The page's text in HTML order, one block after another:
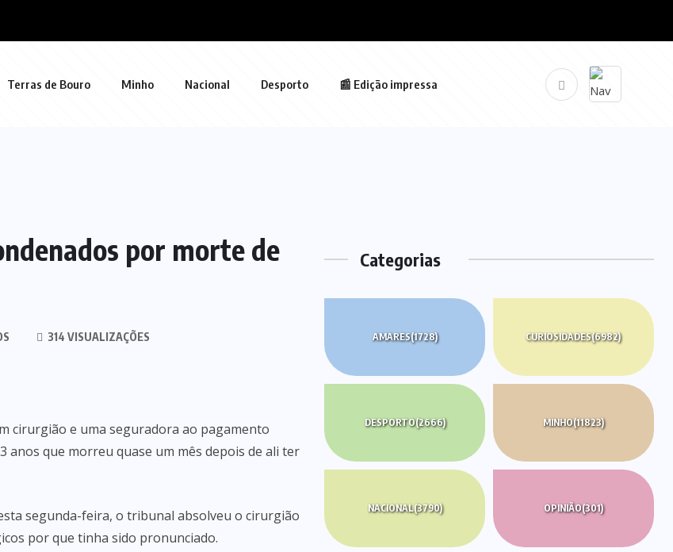
Terras de Bouro Minho Nacional Desporto 📰 Edição impressa
por morte de
314 VISUALIZAÇÕES
cirurgião e uma seguradora ao pagamento
anos que morreu quase um mês depois de ali ter
segunda-feira, o tribunal absolveu o cirurgião
por que tinha sido pronunciado.
Categorias
AMARES(1728) CURIOSIDADES(6982)
DESPORTO(2666) MINHO(11823)
NACIONAL(3790) OPINIÃO(301)